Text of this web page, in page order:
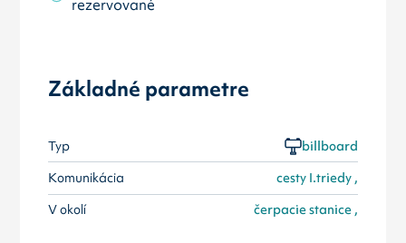
rezervované
Základné parametre
Typ
billboard
Komunikácia
cesty I.triedy ,
V okolí
čerpacie stanice ,